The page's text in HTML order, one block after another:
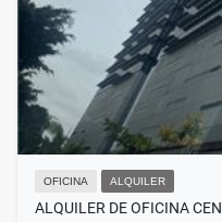
OFICINA ALQUILER
ALQUILER DE OFICINA